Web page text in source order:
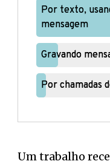
Por texto,
mensagem
Por texto,
mensagem
Gravando
Gravando
Por chamadas
Por chamadas
Um trabalho